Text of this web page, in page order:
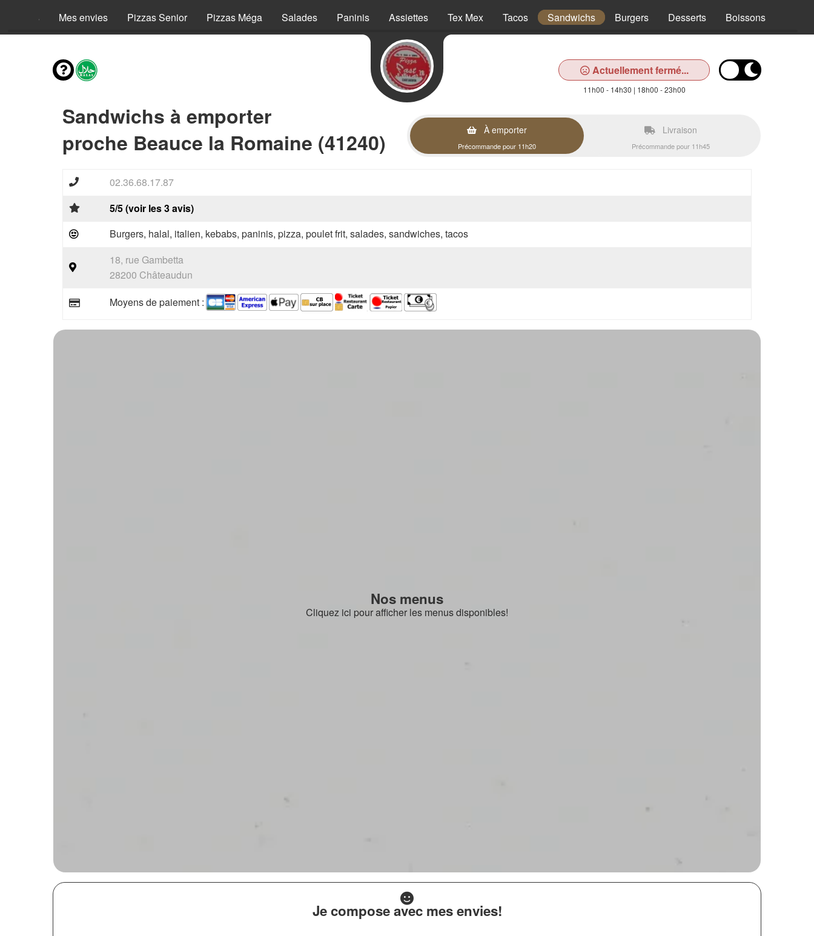
Menus Mes envies Pizzas Senior Pizzas Méga Salades Paninis Assiettes Tex Mex Tacos Sandwichs Burgers Desserts Boissons
Actuellement fermé...
11h00 - 14h30 | 18h00 - 23h00
Sandwichs à emporter
proche Beauce la Romaine (41240)
À emporter
Précommande pour 11h20
Livraison
Précommande pour 11h45
02.36.68.17.87
5/5 (voir les 3 avis)
Burgers, halal, italien, kebabs, paninis, pizza, poulet frit, salades, sandwiches, tacos
18, rue Gambetta
28200 Châteaudun
Moyens de paiement :
Nos menus
Cliquez ici pour afficher les menus disponibles!
Je compose avec mes envies!